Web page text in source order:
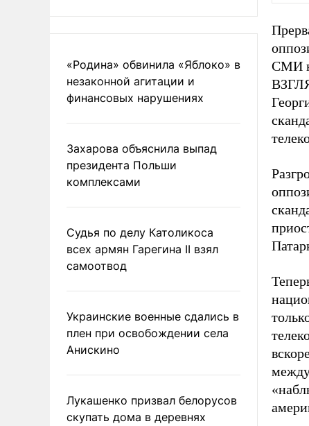
«Родина» обвинила «Яблоко» в
незаконной агитации и
финансовых нарушениях
Захарова объяснила выпад
президента Польши
комплексами
Судья по делу Католикоса
всех армян Гарегина II взял
самоотвод
Украинские военные сдались в
плен при освобождении села
Анискино
Лукашенко призвал белорусов
скупать дома в деревнях
СМИ